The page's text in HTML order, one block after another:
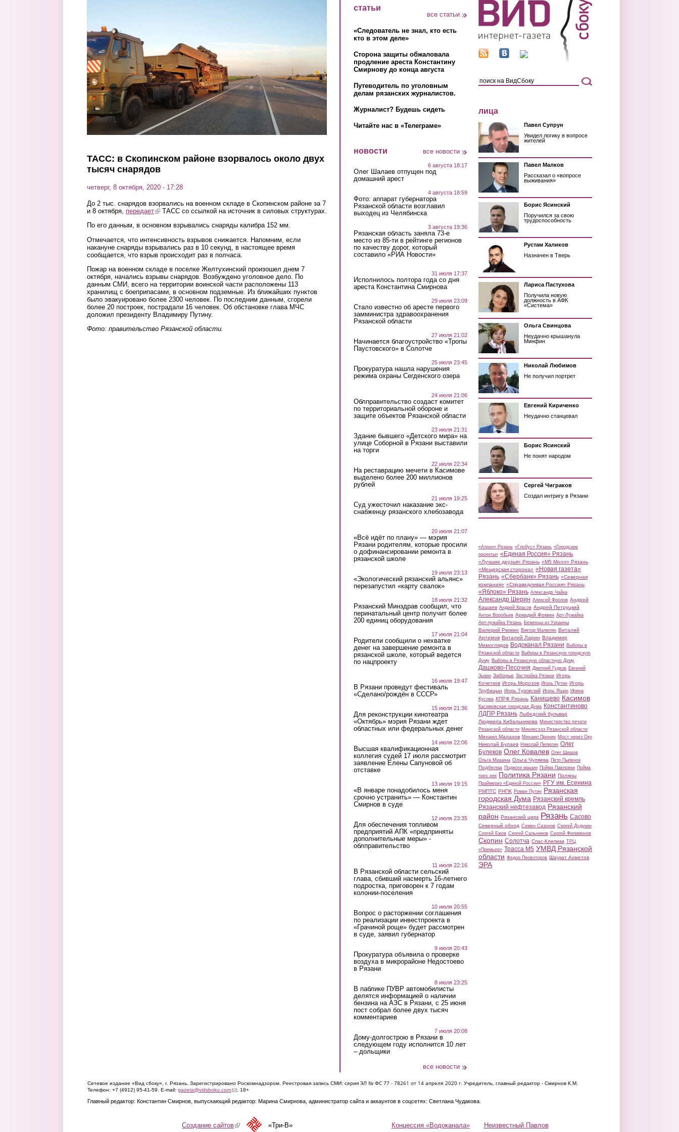
ТАСС: в Скопинском районе взорвалось около двух
тысяч снарядов
четверг, 8 октября, 2020 - 17:28
До 2 тыс. снарядов взорвались на военном складе в Скопинском районе за 7
и 8 октября, передает(link is external)
ТАСС со ссылкой на источник в силовых структурах.
По его данным, в основном взрывались снаряды калибра 152 мм.
Отмечается, что интенсивность взрывов снижается. Напомним, если
накануне снаряды взрывались раз в 10 секунд, в настоящее время
сообщается, что взрыв происходит раз в полчаса.
Пожар на военном складе в поселке Желтухинский произошел днем 7
октября, начались взрывы снарядов. Возбуждено уголовное дело. По
данным СМИ, всего на территории воинской части расположены 113
хранилищ с боеприпасами, в основном подземные. Из ближайших пунктов
было эвакуировано более 2300 человек. По последним данным, сгорели
более 20 построек, пострадали 16 человек. Об обстановке глава МЧС
доложил президенту Владимиру Путину.
Фото: правительство Рязанской области.
статьи
все статьи
«Следователь не знал, кто есть
кто в этом деле»
Сторона защиты обжаловала
продление ареста Константину
Смирнову до конца августа
Путеводитель по уголовным
делам рязанских журналистов.
Журналист? Будешь сидеть
Читайте нас в «Телеграме»
новости все новости
6 августа 18:17
Олег Шалаев отпущен под
домашний арест
4 августа 18:59
Фото: аппарат губернатора
Рязанской области возглавил
выходец из Челябинска
3 августа 19:36
Рязанская область заняла 73-е
место из 85-ти в рейтинге регионов
по качеству дорог, который
составило «РИА Новости»
31 июля 17:37
Исполнилось полтора года со дня
ареста Константина Смирнова
29 июля 23:09
Стало известно об аресте первого
замминистра здравоохранения
Рязанской области
27 июля 21:02
Начинается благоустройство «Тропы
Паустовского» в Солотче
25 июля 23:45
Прокуратура нашла нарушения
режима охраны Сегденского озера
24 июля 21:06
Облправительство создаст комитет
по территориальной обороне и
защите объектов Рязанской области
23 июля 21:31
Здание бывшего «Детского мира» на
улице Соборной в Рязани выставили
на торги
22 июля 22:34
На реставрацию мечети в Касимове
выделено более 200 миллионов
рублей
21 июля 19:25
Суд ужесточил наказание экс-
снабженцу рязанского хлебозавода
20 июля 21:07
«Всё идёт по плану» — мэрия
Рязани родителям, которые просили
о дофинансировании ремонта в
рязанской школе
19 июля 23:13
«Экологический рязанский альянс»
перезапустил «карту свалок»
18 июля 21:32
Рязанский Минздрав сообщил, что
перинатальный центр получит более
200 единиц оборудования
17 июля 21:04
Родители сообщили о нехватке
денег на завершение ремонта в
рязанской школе, который ведется
по нацпроекту
16 июля 19:47
В Рязани проведут фестиваль
«Сделано/рождён в СССР»
15 июля 21:36
Для реконструкции кинотеатра
«Октябрь» мэрия Рязани ждет
областных или федеральных денег
14 июля 22:06
Высшая квалификационная
коллегия судей 17 июля рассмотрит
заявление Елены Сапуновой об
отставке
13 июля 19:15
«В январе понадобилось меня
срочно устранить» — Константин
Смирнов в суде
12 июля 23:35
Для обеспечения топливом
предприятий АПК «предприняты
дополнительные меры» -
облправительство
11 июля 22:16
В Рязанской области сельский
глава, сбивший насмерть 16-летнего
подростка, приговорен к 7 годам
колонии-поселения
10 июля 20:55
Вопрос о расторжении соглашения
по реализации инвестпроекта в
«Грачиной роще» будет рассмотрен
в суде, заявил губернатор
9 июля 20:43
Прокуратура объявила о проверке
воздуха в микрорайоне Недостоево
в Рязани
8 июля 23:25
В паблике ПУВР автомобилисты
делятся информацией о наличии
бензина на АЗС в Рязани, с 25 июня
пост собрал более двух тысяч
комментариев
7 июля 20:08
Дому-долгострою в Рязани в
следующем году исполнится 10 лет
– дольщики
все новости
лица
Павел Супрун
Увидел логику в вопросе
жителей
Павел Малков
Рассказал о «вопросе
выживания»
Борис Ясинский
Поручился за свою
трудоспособность
Рустам Халиков
Назначен в Тверь
Лариса Пастухова
Получила новую
должность в АФК
«Система»
Ольга Свинцова
Неудачно крышанула
Минфин
Николай Любимов
Не получил портрет
Евгений Кириченко
Неудачно станцевал
Борис Ясинский
Не понят народом
Сергей Чиграков
Создал интригу в Рязани
«Атрон» Рязань «Глобус» Рязань «Городские
проекты» «Единая Россия» Рязань
«Лучшие друзья» Рязань «М5 Молл» Рязань
«Мещерская сторона» «Новая газета»
Рязань «Сбербанк» Рязань «Северная
компания» «Справедливая Россия» Рязань
«Яблоко» Рязань Александр Чайка
Александр Шерин Алексей Фролов Андрей
Кашаев Андрей Красов Андрей Петруцкий
Антон Воробьев Аркадий Фомин Арт-Лужайка
Арт-лужайка Рязань Беженцы из Украины
Валерий Рюмин Виктор Малюгин Виталий
Артемов Виталий Ларин Владимир
Мимоглядов Водоканал Рязани Выборы в
Рязанской области Выборы в Рязанскую городскую
Думу Выборы в Рязанскую областную Думу
Дашково-Песочня Дмитрий Гудков Евгений
Зызин Заборье Застройка Рязани Игорь
Кочетков Игорь Морозов Игорь Путин Игорь
Трубицын Игорь Туровский Игорь Яшин Ирина
Кусова КПРФ Рязань Канищево Касимов
Касимовская городская Дума Константиново
ЛДПР Рязань Лыбедский бульвар
Людмила Кибальникова Министерство печати
Рязанской области Минлесхоз Рязанской области
Михаил Малахов Михаил Пронин Мост через Оку
Николай Булаев Николай Пилюгин Олег
Булеков Олег Ковалев Олег Шишов
Ольга Мишина Ольга Чуляева Петр Пыленок
Подбелка Поджоги машин Пойма Павловки Пойма
трех рек Политика Рязани Поляны
Праймериз «Единой России» РГУ им. Есенина
РМПТС РНПК Роман Путин Рязанская
городская Дума Рязанский кремль
Рязанский нефтезавод Рязанский
район Рязанский цирк Рязань Сасово
Северный обход Семен Сазонов Сергей Дудукин
Сергей Ежов Сергей Сальников Сергей Филимонов
Скопин Солотча Спас-Клепики ТРЦ
«Премьер» Трасса М5 УМВД Рязанской
области Федор Провоторов Шаукат Ахметов
ЭРА
Сетевое издание «Вид сбоку», г. Рязань. Зарегистрировано Роскомнадзором. Реестровая запись СМИ: серия ЭЛ № ФС 77 - 78261 от 14 апреля 2020 г. Учредитель, главный редактор - Смирнов К.М.
Телефон: +7 (4912) 95-41-59. E-mail: gazeta@vidsboku.com(link sends e-mail)
. 18+
Главный редактор: Константин Смирнов, выпускающий редактор: Марина Смирнова, администратор сайта и аккаунтов в соцсетях: Светлана Чудакова.
Концессия «Водоканала» Неизвестный Павлов
Создание сайтов(link is external)«Три-В»